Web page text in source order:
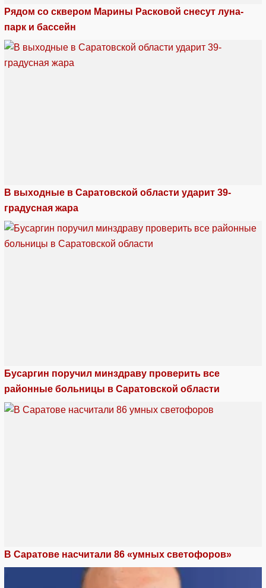
Рядом со сквером Марины Расковой снесут луна-
парк и бассейн
В выходные в Саратовской области ударит 39-
градусная жара
Бусаргин поручил минздраву проверить все
районные больницы в Саратовской области
В Саратове насчитали 86 «умных светофоров»